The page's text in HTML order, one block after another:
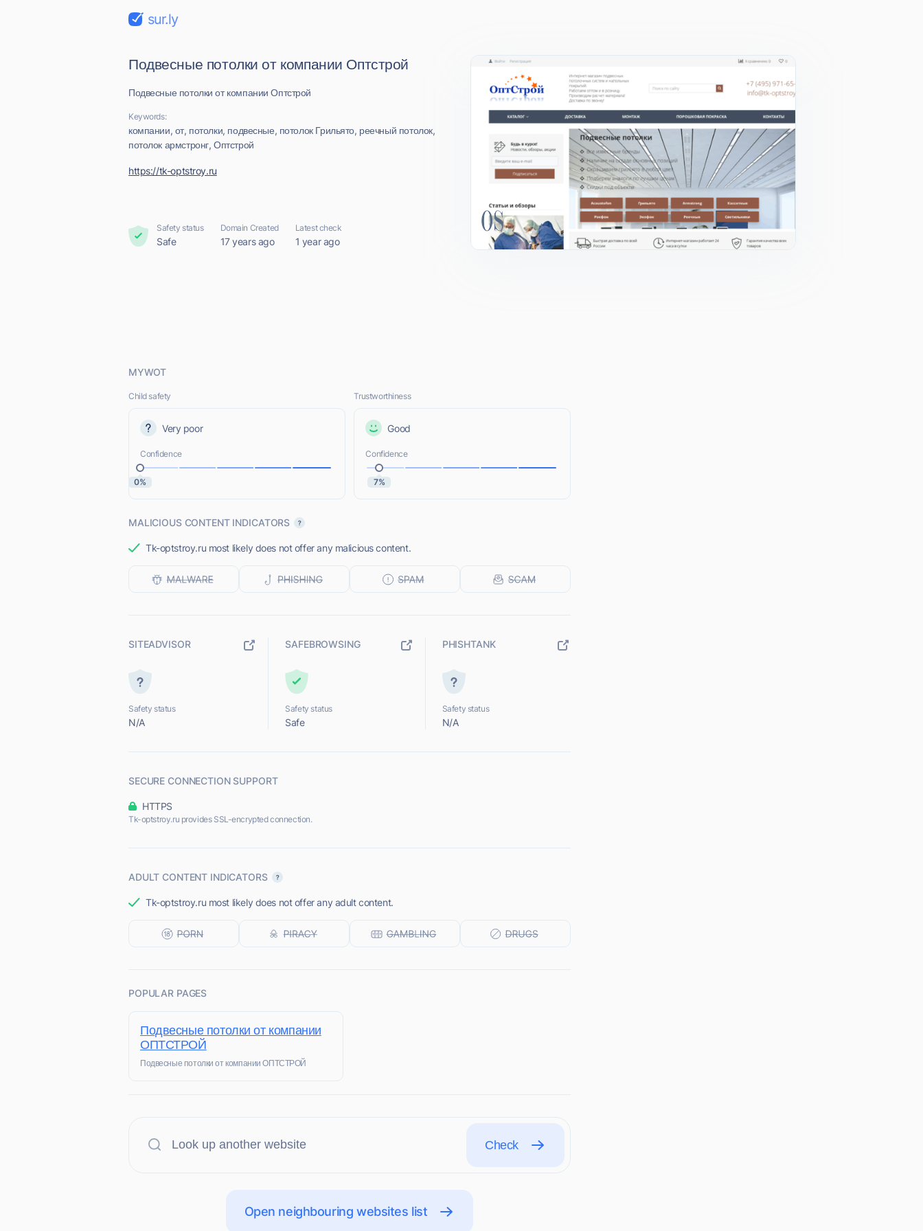
sur.ly
Подвесные потолки от компании Оптстрой
Подвесные потолки от компании Оптстрой
Keywords:
компании, от, потолки, подвесные, потолок Грильято, реечный потолок,
потолок армстронг, Оптстрой
https://tk-optstroy.ru
Safety status
Safe
Domain Created
17 years ago
Latest check
1 year ago
MYWOT
Child safety
Very poor
Confidence
0%
Trustworthiness
Good
Confidence
7%
MALICIOUS CONTENT INDICATORS
Tk-optstroy.ru most likely does not offer any malicious content.
SITEADVISOR
Safety status
N/A
SAFEBROWSING
Safety status
Safe
PHISHTANK
Safety status
N/A
SECURE CONNECTION SUPPORT
HTTPS
Tk-optstroy.ru provides SSL-encrypted connection.
ADULT CONTENT INDICATORS
Tk-optstroy.ru most likely does not offer any adult content.
POPULAR PAGES
Подвесные потолки от компании
ОПТСТРОЙ
Подвесные потолки от компании ОПТСТРОЙ
Check
Open neighbouring websites list